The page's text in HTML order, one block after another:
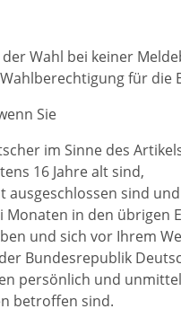
der Wahl bei keiner
für die
Sie
im Sinne des
16 Jahre alt sind,
ausgeschlossen sind und
Monaten in den übrigen
und sich vor Ihrem
Bundesrepublik
persönlich und
betroffen sind.